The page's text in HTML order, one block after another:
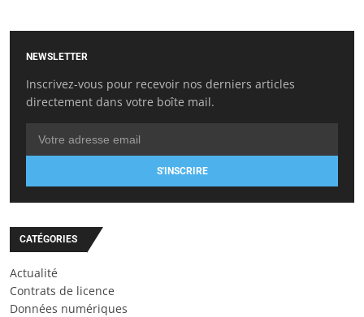
NEWSLETTER
Inscrivez-vous pour recevoir nos derniers articles
directement dans votre boîte mail.
S'INSCRIRE
CATÉGORIES
Actualité
Contrats de licence
Données numériques